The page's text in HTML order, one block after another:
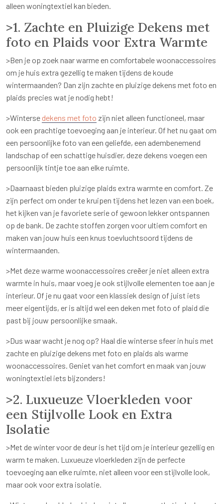
alleen woningtextiel kan bieden.
>1. Zachte en Pluizige Dekens met
foto en Plaids voor Extra Warmte
>Ben je op zoek naar warme en comfortabele woonaccessoires
om je huis extra gezellig te maken tijdens de koude
wintermaanden? Dan zijn zachte en pluizige dekens met foto en
plaids precies wat je nodig hebt!
>Winterse dekens met foto zijn niet alleen functioneel, maar
ook een prachtige toevoeging aan je interieur. Of het nu gaat om
een persoonlijke foto van een geliefde, een adembenemend
landschap of een schattige huisdier, deze dekens voegen een
persoonlijk tintje toe aan elke ruimte.
>Daarnaast bieden pluizige plaids extra warmte en comfort. Ze
zijn perfect om onder te kruipen tijdens het lezen van een boek,
het kijken van je favoriete serie of gewoon lekker ontspannen
op de bank. De zachte stoffen zorgen voor ultiem comfort en
maken van jouw huis een knus toevluchtsoord tijdens de
wintermaanden.
>Met deze warme woonaccessoires creëer je niet alleen extra
warmte in huis, maar voeg je ook stijlvolle elementen toe aan je
interieur. Of je nu gaat voor een klassiek design of juist iets
meer eigentijds, er is altijd wel een deken met foto of plaid die
past bij jouw persoonlijke smaak.
>Dus waar wacht je nog op? Haal die winterse sfeer in huis met
zachte en pluizige dekens met foto en plaids als warme
woonaccessoires. Geniet van het comfort en maak van jouw
woningtextiel iets bijzonders!
>2. Luxueuze Vloerkleden voor
een Stijlvolle Look en Extra
Isolatie
>Met de winter voor de deur is het tijd om je interieur gezellig en
warm te maken. Luxueuze vloerkleden zijn de perfecte
toevoeging aan elke ruimte, niet alleen voor een stijlvolle look,
maar ook voor extra isolatie.